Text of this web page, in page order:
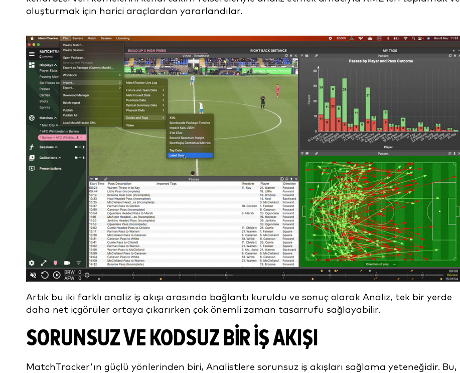
oluşturmak için harici araçlardan yararlandılar.
Artık bu iki farklı analiz iş akışı arasında bağlantı kuruldu ve sonuç olarak Analiz, tek bir yerde
daha net içgörüler ortaya çıkarırken çok önemli zaman tasarrufu sağlayabilir.
SORUNSUZ VE KODSUZ BIR İŞ AKIŞI
MatchTracker'ın güçlü yönlerinden biri, Analistlere sorunsuz iş akışları sağlama yeteneğidir. Bu,